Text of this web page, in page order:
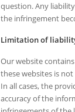
question. Any
the infringement
Limitation of
Our website
these websites is
In all cases, the
accuracy of the